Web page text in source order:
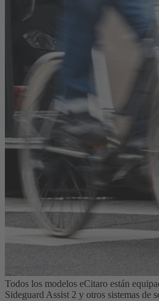
Todos los modelos eCitaro están
Sideguard Assist 2 y otros sistemas de